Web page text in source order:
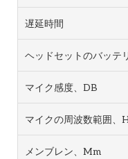
遅延時間
ヘッドセットのバッテ
マイク感度、dB
マイクの周波数範囲、
メンブレン、mm